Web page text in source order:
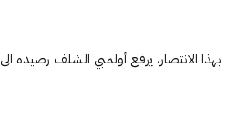
بهذا الانتصار، يرفع أولمبي الشلف رصيده الى 4 في سلم الترتيب.